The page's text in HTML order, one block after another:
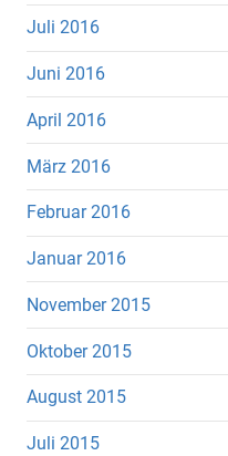
Juli 2016
Juni 2016
April 2016
März 2016
Februar 2016
Januar 2016
November 2015
Oktober 2015
August 2015
Juli 2015